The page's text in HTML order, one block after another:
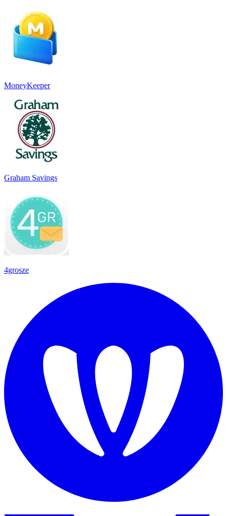
MoneyKeeper
Graham Savings
4grosze